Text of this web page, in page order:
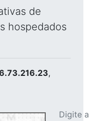
de
hospedados
,
Digite